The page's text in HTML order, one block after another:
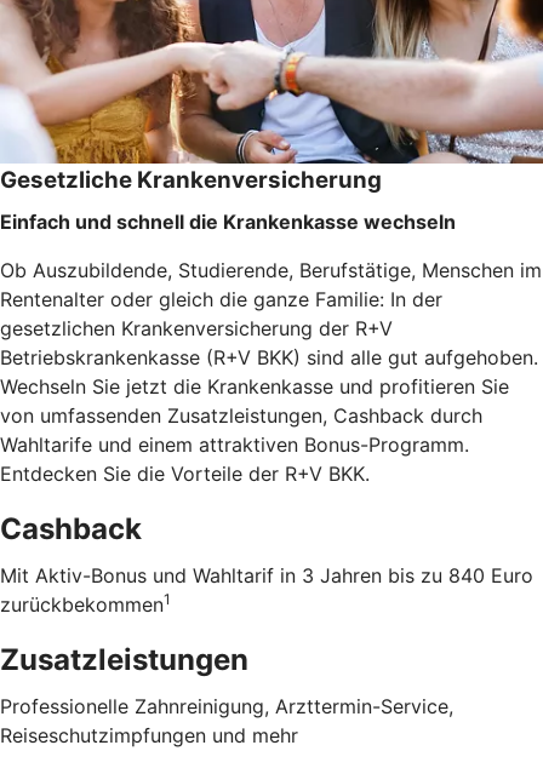
Gesetzliche Krankenversicherung
Einfach und schnell die Krankenkasse wechseln
Ob Auszubildende, Studierende, Berufstätige, Menschen im
Rentenalter oder gleich die ganze Familie: In der
gesetzlichen Krankenversicherung der R+V
Betriebskrankenkasse (R+V BKK) sind alle gut aufgehoben.
Wechseln Sie jetzt die Krankenkasse und profitieren Sie
von umfassenden Zusatzleistungen, Cashback durch
Wahltarife und einem attraktiven Bonus-Programm.
Entdecken Sie die Vorteile der R+V BKK.
Cashback
Mit Aktiv-Bonus und Wahltarif in 3 Jahren bis zu 840 Euro
zurückbekommen1
Zusatzleistungen
Professionelle Zahnreinigung, Arzttermin-Service,
Reiseschutzimpfungen und mehr